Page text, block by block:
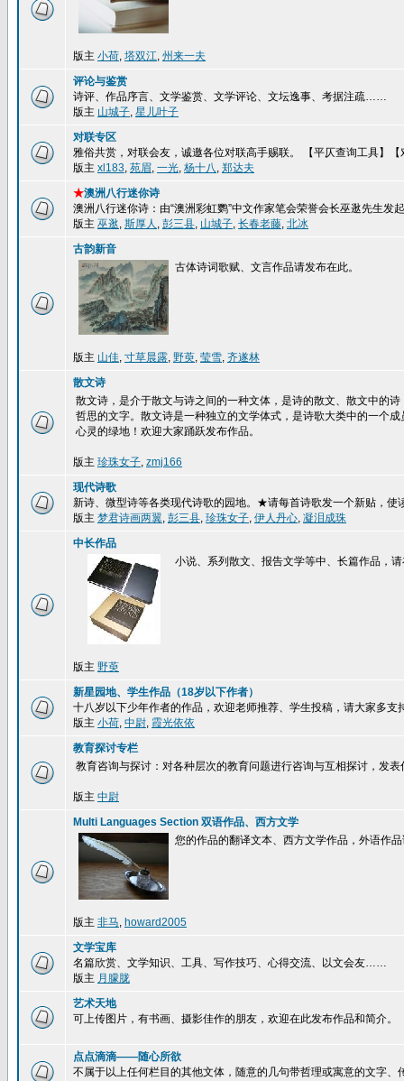
版主 小荷, 塔双江, 州来一夫
评论与鉴赏
诗评、作品序言、文学鉴赏、文学评论、文坛逸事、考据注疏……
版主 山城子, 星儿叶子
对联专区
雅俗共赏，对联会友，诚邀各位对联高手赐联。 【平仄查询工具】【
版主 xl183, 苑眉, 一光, 杨十八, 郑达夫
★澳洲八行迷你诗
澳洲八行迷你诗：由“澳洲彩虹鹦”中文作家笔会荣誉会长巫逖先生发
版主 巫逖, 斯厚人 , 彭三县, 山城子, 长春老藤, 北冰
古韵新音
古体诗词歌赋、文言作品请发布在此。
版主 山佳, 寸草晨露, 野萸, 莹雪, 齐遂林
散文诗
散文诗，是介于散文与诗之间的一种文体，是诗的散文、散文中的
哲思的文字。散文诗是一种独立的文学体式，是诗歌大类中的一个
心灵的绿地！欢迎大家踊跃发布作品。
版主 珍珠女子, zmj166
现代诗歌
新诗、微型诗等各类现代诗歌的园地。★请每首诗歌发一个新贴，使
版主 梦君诗画两翼, 彭三县, 珍珠女子, 伊人丹心, 凝泪成珠
中长作品
小说、系列散文、报告文学等中、长篇作品，
版主 野萸
新星园地、学生作品（18岁以下作者）
十八岁以下少年作者的作品，欢迎老师推荐、学生投稿，请大家多支
版主 小荷, 中尉, 霞光依依
教育探讨专栏
教育咨询与探讨：对各种层次的教育问题进行咨询与互相探讨，发
版主 中尉
Multi Languages Section 双语作品、西方文学
您的作品的翻译文本、西方文学作品，外语作
版主 非马, howard2005
文学宝库
名篇欣赏、文学知识、工具、写作技巧、心得交流、以文会友……
版主 月朦胧
艺术天地
可上传图片，有书画、摄影佳作的朋友，欢迎在此发布作品和简介。
点点滴滴——随心所欲
不属于以上任何栏目的其他文体，随意的几句带哲理或寓意的文字